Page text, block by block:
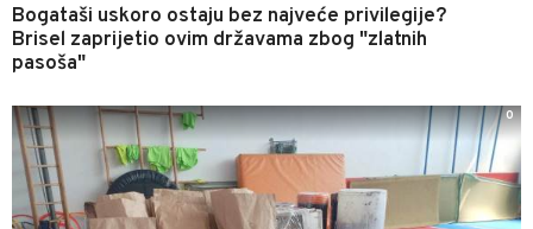
Bogataši uskoro ostaju bez najveće privilegije?
Brisel zaprijetio ovim državama zbog "zlatnih
pasoša"
0